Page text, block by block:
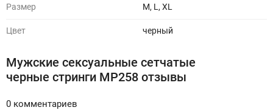
Размер M, L, XL
Цвет черный
Мужские сексуальные сетчатые
черные стринги MP258 отзывы
0 комментариев